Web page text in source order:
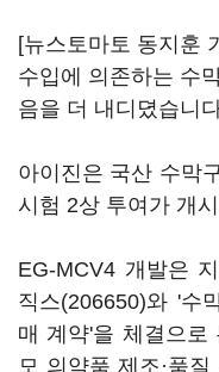
[뉴스토마토 동지훈
수입에 의존하는 수
음을 더 내디뎠습니
아이진은 국산 수막
시험 2상 투여가 개
EG-MCV4 개발은
직스(206650)와 '수
매 계약'을 체결으로
모 의약품 제조·품